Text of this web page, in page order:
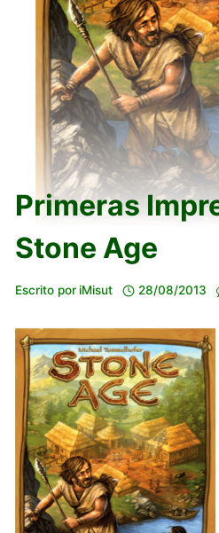
Primeras
Stone Age
Escrito por iMisut 28/08/2013